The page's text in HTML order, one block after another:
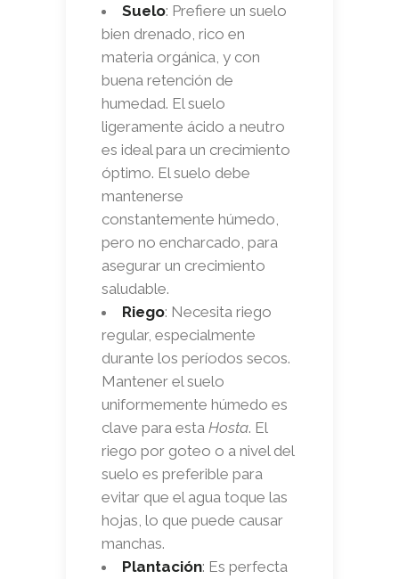
Suelo: Prefiere un suelo
bien drenado, rico en
materia orgánica, y con
buena retención de
humedad. El suelo
ligeramente ácido a neutro
es ideal para un crecimiento
óptimo. El suelo debe
mantenerse
constantemente húmedo,
pero no encharcado, para
asegurar un crecimiento
saludable.
Riego: Necesita riego
regular, especialmente
durante los períodos secos.
Mantener el suelo
uniformemente húmedo es
clave para esta Hosta. El
riego por goteo o a nivel del
suelo es preferible para
evitar que el agua toque las
hojas, lo que puede causar
manchas.
Plantación: Es perfecta